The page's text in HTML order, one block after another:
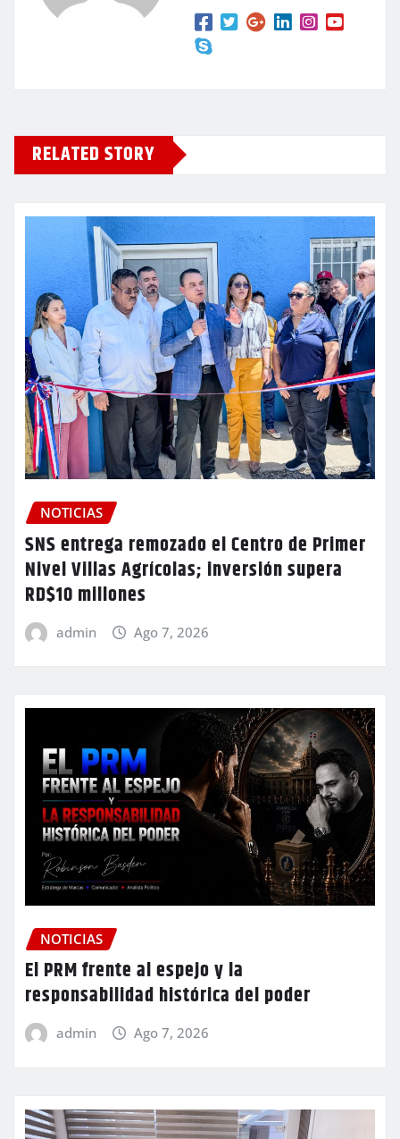
RELATED STORY
NOTICIAS
SNS entrega remozado el Centro de Primer
Nivel Villas Agrícolas; inversión supera
RD$10 millones
admin Ago 7, 2026
NOTICIAS
El PRM frente al espejo y la
responsabilidad histórica del poder
admin Ago 7, 2026